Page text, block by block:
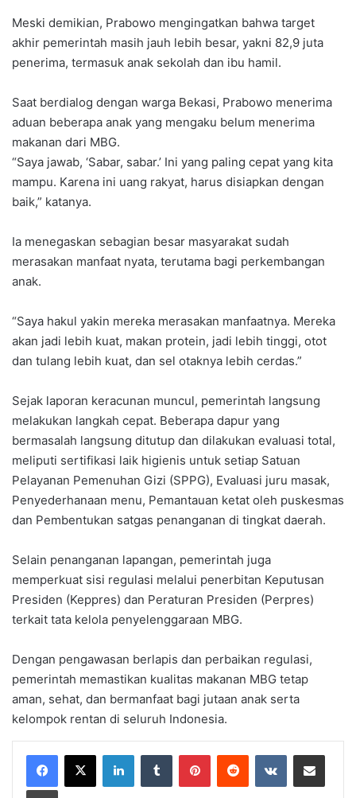
Meski demikian, Prabowo mengingatkan bahwa target
akhir pemerintah masih jauh lebih besar, yakni 82,9 juta
penerima, termasuk anak sekolah dan ibu hamil.
Saat berdialog dengan warga Bekasi, Prabowo menerima
aduan beberapa anak yang mengaku belum menerima
makanan dari MBG.
“Saya jawab, ‘Sabar, sabar.’ Ini yang paling cepat yang kita
mampu. Karena ini uang rakyat, harus disiapkan dengan
baik,” katanya.
Ia menegaskan sebagian besar masyarakat sudah
merasakan manfaat nyata, terutama bagi perkembangan
anak.
“Saya hakul yakin mereka merasakan manfaatnya. Mereka
akan jadi lebih kuat, makan protein, jadi lebih tinggi, otot
dan tulang lebih kuat, dan sel otaknya lebih cerdas.”
Sejak laporan keracunan muncul, pemerintah langsung
melakukan langkah cepat. Beberapa dapur yang
bermasalah langsung ditutup dan dilakukan evaluasi total,
meliputi sertifikasi laik higienis untuk setiap Satuan
Pelayanan Pemenuhan Gizi (SPPG), Evaluasi juru masak,
Penyederhanaan menu, Pemantauan ketat oleh puskesmas
dan Pembentukan satgas penanganan di tingkat daerah.
Selain penanganan lapangan, pemerintah juga
memperkuat sisi regulasi melalui penerbitan Keputusan
Presiden (Keppres) dan Peraturan Presiden (Perpres)
terkait tata kelola penyelenggaraan MBG.
Dengan pengawasan berlapis dan perbaikan regulasi,
pemerintah memastikan kualitas makanan MBG tetap
aman, sehat, dan bermanfaat bagi jutaan anak serta
kelompok rentan di seluruh Indonesia.
LinkedInTumblr PinterestReddit VKontakteShare via Email
Print